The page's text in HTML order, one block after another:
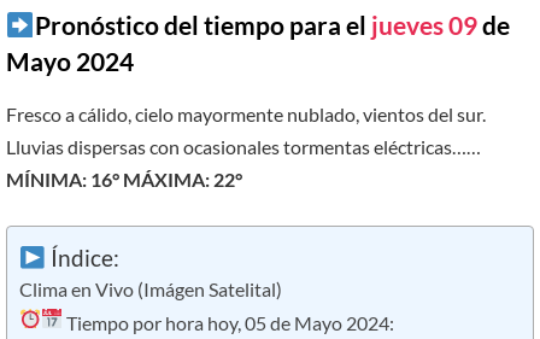
Pronóstico del tiempo para el jueves 09de
Mayo 2024
Fresco a cálido, cielo mayormente nublado, vientos del sur.
Lluvias dispersas con ocasionales tormentas eléctricas……
MÍNIMA: 16° MÁXIMA: 22°
Índice:
Clima en Vivo (Imágen Satelital)
Tiempo por hora hoy, 05 de Mayo 2024: